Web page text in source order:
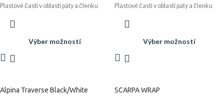
Plastové časti v oblasti päty a členku
umožňujú používať aj korčuliarsku
firmou ALPINA pre českú značku
SPORTEN.
Výber možností
Plastové časti v oblasti päty a členku
umožňujú používať aj korčuliarsku
firmou ALPINA pre českú značku
SPORTEN.
Výber možností
Alpina Traverse Black/White SCARPA WRAP